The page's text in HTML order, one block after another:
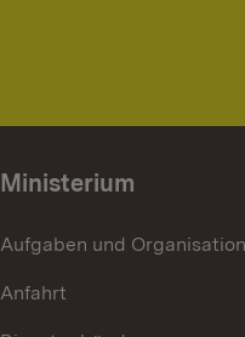
Ministerium
Aufgaben und Organisation
Anfahrt